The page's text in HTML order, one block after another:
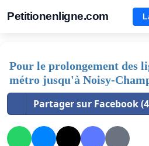
Petitionenligne.com
Pour le prolongement des
métro jusqu'à Noisy-
Partager sur Facebook